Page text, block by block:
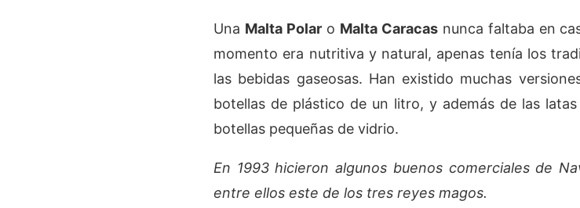
Una Malta Polaro Malta Caracasnunca faltaba en
momento era nutritiva y natural, apenas tenía los
las bebidas gaseosas. Han existido muchas
botellas de plástico de un litro, y además de las
botellas pequeñas de vidrio.
En 1993 hicieron algunos buenos comerciales de
entre ellos este de los tres reyes magos.